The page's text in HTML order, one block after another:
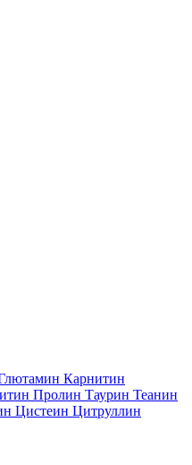
Карнитин
Пролин Таурин Теанин
Цистеин Цитруллин